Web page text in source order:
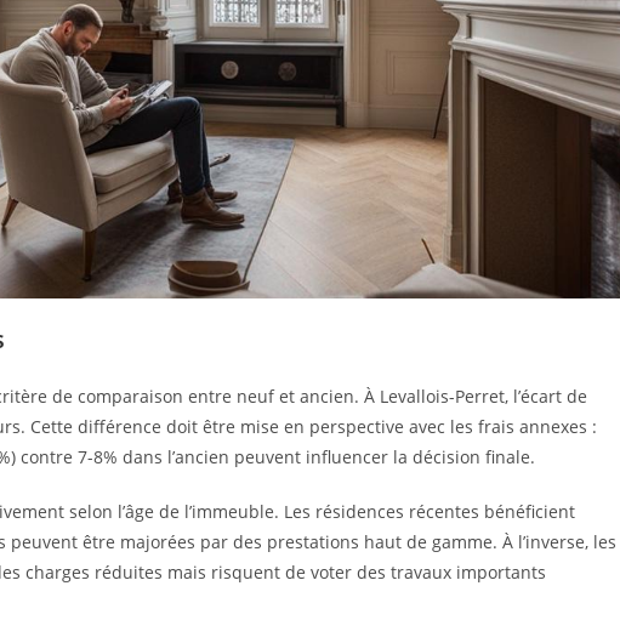
de comparaison entre neuf et ancien. À Levallois-Perret, l’écart de
Cette différence doit être mise en perspective avec les frais annexes :
contre 7-8% dans l’ancien peuvent influencer la décision finale.
selon l’âge de l’immeuble. Les résidences récentes bénéficient
être majorées par des prestations haut de gamme. À l’inverse, les
charges réduites mais risquent de voter des travaux importants